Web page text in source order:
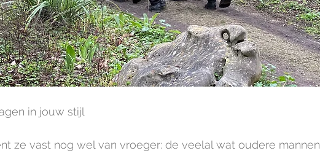
in jouw stijl
ze vast nog wel van vroeger: de veelal wat oudere